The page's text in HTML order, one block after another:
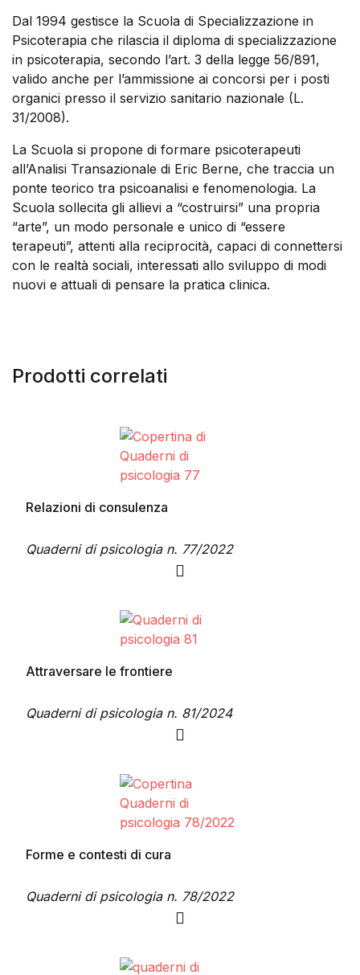
Dal 1994 gestisce la Scuola di Specializzazione in
Psicoterapia che rilascia il diploma di specializzazione
in psicoterapia, secondo l’art. 3 della legge 56/891,
valido anche per l’ammissione ai concorsi per i posti
organici presso il servizio sanitario nazionale (L.
31/2008).
La Scuola si propone di formare psicoterapeuti
all’Analisi Transazionale di Eric Berne, che traccia un
ponte teorico tra psicoanalisi e fenomenologia. La
Scuola sollecita gli allievi a “costruirsi” una propria
“arte”, un modo personale e unico di “essere
terapeuti”, attenti alla reciprocità, capaci di connettersi
con le realtà sociali, interessati allo sviluppo di modi
nuovi e attuali di pensare la pratica clinica.
Prodotti correlati
Relazioni di consulenza
Quaderni di psicologia n. 77/2022
Questo prodotto ha più varianti. Le opzioni possono
Attraversare le frontiere
Quaderni di psicologia n. 81/2024
Questo prodotto ha più varianti. Le opzioni possono
Forme e contesti di cura
Quaderni di psicologia n. 78/2022
Questo prodotto ha più varianti. Le opzioni possono